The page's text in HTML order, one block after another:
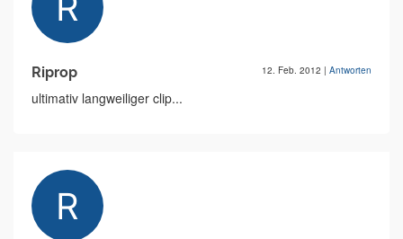
Riprop 12. Feb. 2012 | Antworten
ultimativ langweiliger clip...